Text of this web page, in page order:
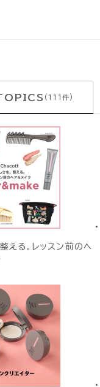
(111件)
える。レッスン前のヘ